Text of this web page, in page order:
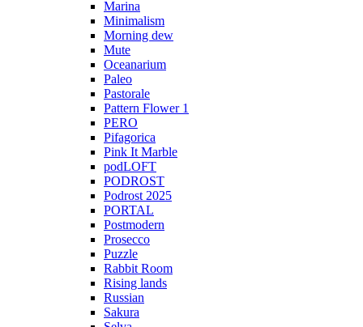
Marina
Minimalism
Morning dew
Mute
Oceanarium
Paleo
Pastorale
Pattern Flower 1
PERO
Pifagorica
Pink It Marble
podLOFT
PODROST
Podrost 2025
PORTAL
Postmodern
Prosecco
Puzzle
Rabbit Room
Rising lands
Russian
Sakura